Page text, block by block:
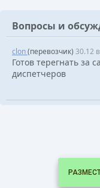
Вопросы и
clon(перевозчик) 30.12
Готов терегнать
диспетчеров